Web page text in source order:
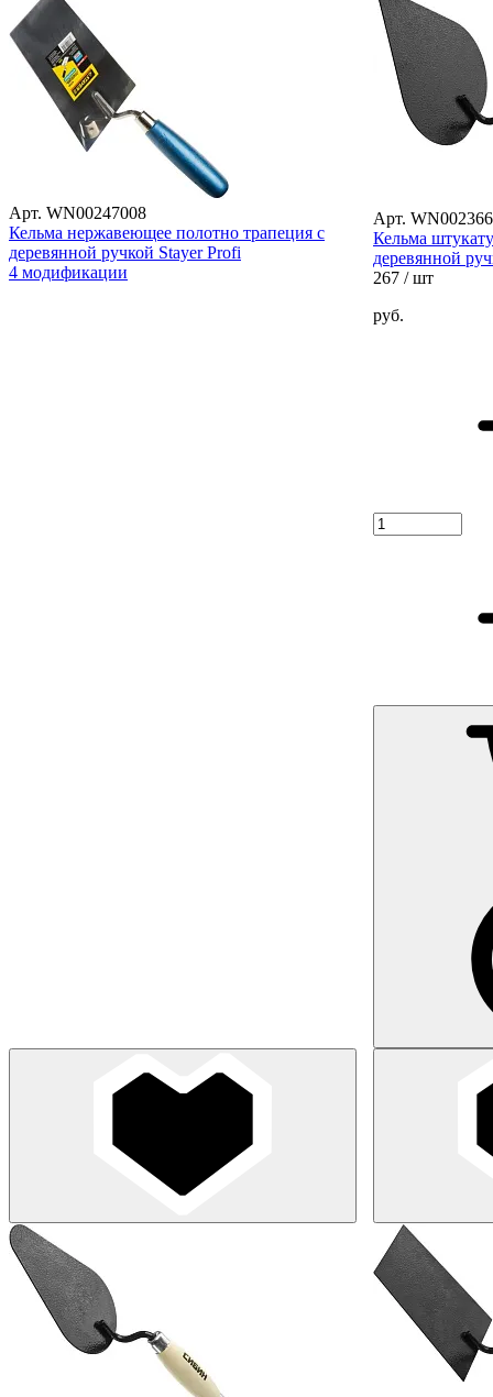
Арт. WN00247008
Кельма нержавеющее полотно трапеция с
деревянной ручкой Stayer Profi
4 модификации
Арт.
Кельма
деревянной
267 / шт
руб.